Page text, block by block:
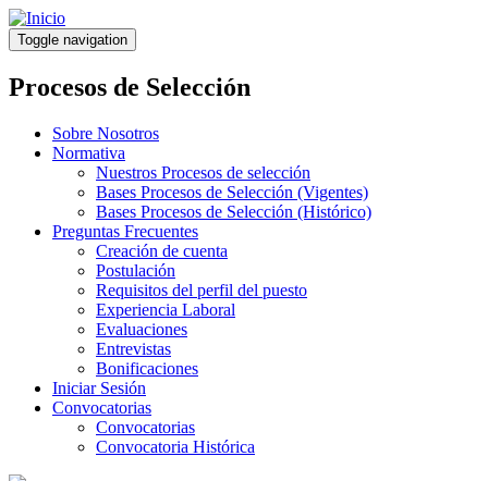
Pasar
al
contenido
principal
Toggle navigation
Procesos de Selección
Sobre Nosotros
Normativa
Nuestros Procesos de selección
Bases Procesos de Selección (Vigentes)
Bases Procesos de Selección (Histórico)
Preguntas Frecuentes
Creación de cuenta
Postulación
Requisitos del perfil del puesto
Experiencia Laboral
Evaluaciones
Entrevistas
Bonificaciones
Iniciar Sesión
Convocatorias
Convocatorias
Convocatoria Histórica